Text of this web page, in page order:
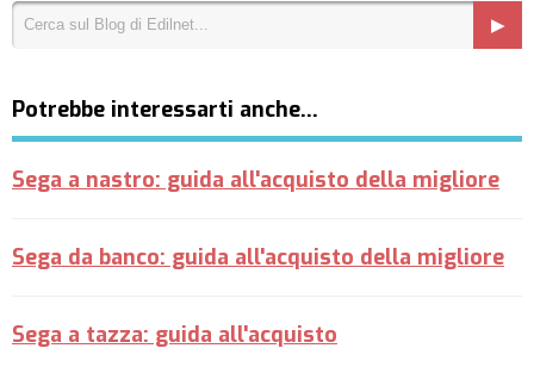
Potrebbe interessarti anche…
Sega a nastro: guida all'acquisto della migliore
Sega da banco: guida all'acquisto della migliore
Sega a tazza: guida all'acquisto